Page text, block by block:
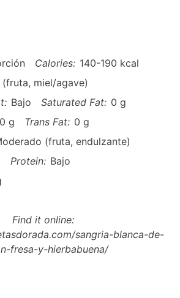
Calories: 140-190 kcal
miel/agave)
Bajo Saturated Fat: 0 g
0 g Trans Fat: 0 g
(fruta, endulzante)
Protein: Bajo
Find it online:
sangria-blanca-de-
fresa-y-hierbabuena/